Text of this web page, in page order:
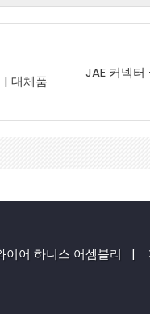
| 대체품
JAE 커넥
이어 하니스 어셈블리 |